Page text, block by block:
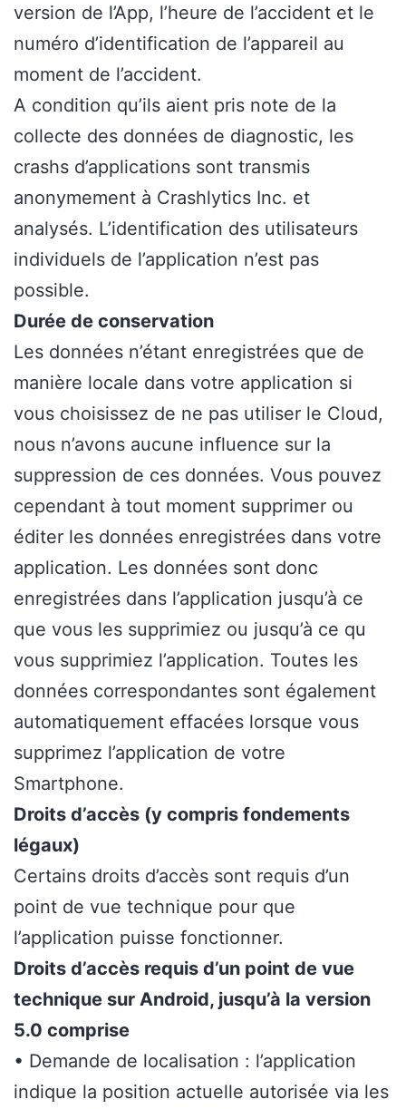
version de l’App, l’heure de l’accident et le
numéro d’identification de l’appareil au
moment de l’accident.
A condition qu’ils aient pris note de la
collecte des données de diagnostic, les
crashs d’applications sont transmis
anonymement à Crashlytics Inc. et
analysés. L’identification des utilisateurs
individuels de l’application n’est pas
possible.
Durée de conservation
Les données n’étant enregistrées que de
manière locale dans votre application si
vous choisissez de ne pas utiliser le Cloud,
nous n’avons aucune influence sur la
suppression de ces données. Vous pouvez
cependant à tout moment supprimer ou
éditer les données enregistrées dans votre
application. Les données sont donc
enregistrées dans l’application jusqu’à ce
que vous les supprimiez ou jusqu’à ce qu
vous supprimiez l’application. Toutes les
données correspondantes sont également
automatiquement effacées lorsque vous
supprimez l’application de votre
Smartphone.
Droits d’accès (y compris fondements
légaux)
Certains droits d’accès sont requis d’un
point de vue technique pour que
l’application puisse fonctionner.
Droits d’accès requis d’un point de vue
technique sur Android, jusqu’à la version
5.0 comprise
• Demande de localisation : l’application
indique la position actuelle autorisée via les